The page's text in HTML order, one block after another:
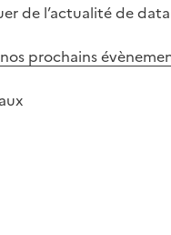
de l’actualité de
prochains